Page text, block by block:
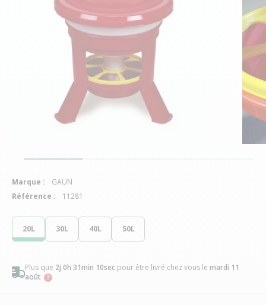
20L 30L 40L 50L
Plus que 2j 0h 31min 9secpour être livré chez vouslemardi 11 août
Marque :
GAUN
Référence :
11281